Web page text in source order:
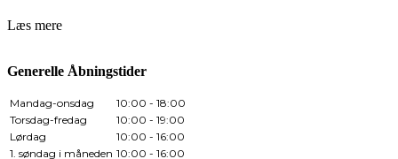
Læs mere
Generelle Åbningstider
Mandag-onsdag
10:00 - 18:00
Torsdag-fredag
10:00 - 19:00
Lørdag
10:00 - 16:00
1. søndag i måneden 10:00 - 16:00